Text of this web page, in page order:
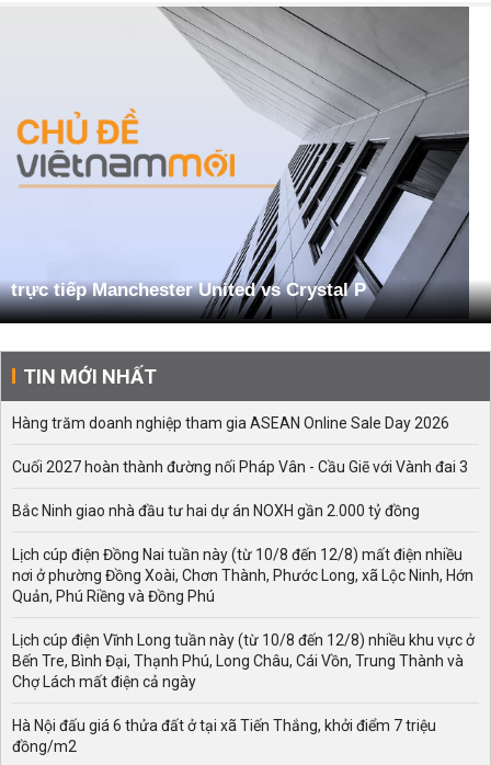
trực tiếp Manchester United vs Crystal P
TIN MỚI NHẤT
Hàng trăm doanh nghiệp tham gia ASEAN Online Sale Day 2026
Cuối 2027 hoàn thành đường nối Pháp Vân - Cầu Giẽ với Vành đai 3
Bắc Ninh giao nhà đầu tư hai dự án NOXH gần 2.000 tỷ đồng
Lịch cúp điện Đồng Nai tuần này (từ 10/8 đến 12/8) mất điện nhiều
nơi ở phường Đồng Xoài, Chơn Thành, Phước Long, xã Lộc Ninh, Hớn
Quản, Phú Riềng và Đồng Phú
Lịch cúp điện Vĩnh Long tuần này (từ 10/8 đến 12/8) nhiều khu vực ở
Bến Tre, Bình Đại, Thạnh Phú, Long Châu, Cái Vồn, Trung Thành và
Chợ Lách mất điện cả ngày
Hà Nội đấu giá 6 thửa đất ở tại xã Tiến Thắng, khởi điểm 7 triệu
đồng/m2